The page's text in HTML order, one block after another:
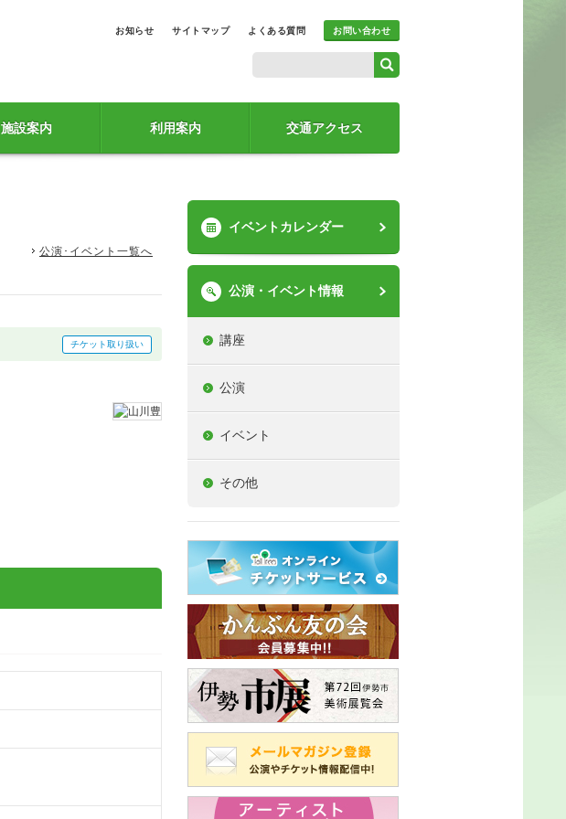
お知らせ サイトマップ よくある質問 お問い合わせ
施設案内 利用案内 交通アクセス
公演･イベント一覧へ
チケット取り扱い
イベントカレンダー
公演・イベント情報
講座
公演
イベント
その他